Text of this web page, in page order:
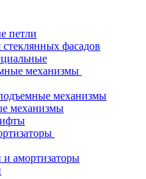
петли
фасадов
механизмы
механизмы
механизмы
и амортизаторы